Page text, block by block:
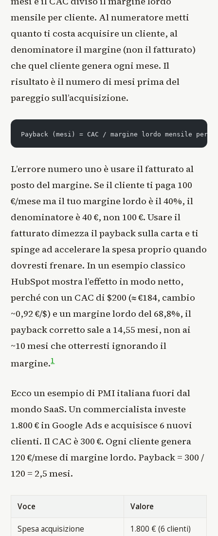
mensile per cliente. Al numeratore metti
quanto ti costa acquisire un cliente, al
denominatore il margine (non il fatturato)
che quel cliente genera ogni mese. Il
risultato è il numero di mesi prima del
pareggio sull’acquisizione.
Payback (mesi) = CAC / margine lordo mensile per
L’errore numero uno è usare il fatturato al
posto del margine. Se il cliente ti paga 100
€/mese ma il tuo margine lordo è il 40%, il
denominatore è 40 €, non 100 €. Usare il
fatturato dimezza il payback sulla carta e ti
spinge ad accelerare la spesa proprio quando
dovresti frenare. In un esempio classico
HubSpot mostra l’effetto in modo netto,
perché con un CAC di $200 (≈ €184, cambio
~0,92 €/$) e un margine lordo del 68,8%, il
payback corretto sale a 14,55 mesi, non ai
~10 mesi che otterresti ignorando il
margine.1
Ecco un esempio di PMI italiana fuori dal
mondo SaaS. Un commercialista investe
1.800 € in Google Ads e acquisisce 6 nuovi
clienti. Il CAC è 300 €. Ogni cliente genera
120 €/mese di margine lordo. Payback = 300 /
120 = 2,5 mesi.
Voce Valore
Spesa acquisizione 1.800 € (6 clienti)